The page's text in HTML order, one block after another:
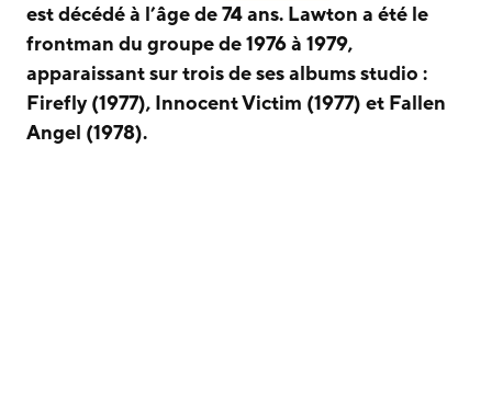
est décédé à l’âge de 74 ans. Lawton a été le
frontman du groupe de 1976 à 1979,
apparaissant sur trois de ses albums studio :
Firefly (1977), Innocent Victim (1977) et Fallen
Angel (1978).